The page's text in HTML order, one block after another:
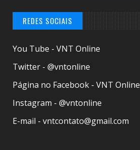
REDES SOCIAIS
You Tube - VNT Online
Twitter - @vntonline
Página no Facebook - VNT Online
Instagram - @vntonline
E-mail - vntcontato@gmail.com